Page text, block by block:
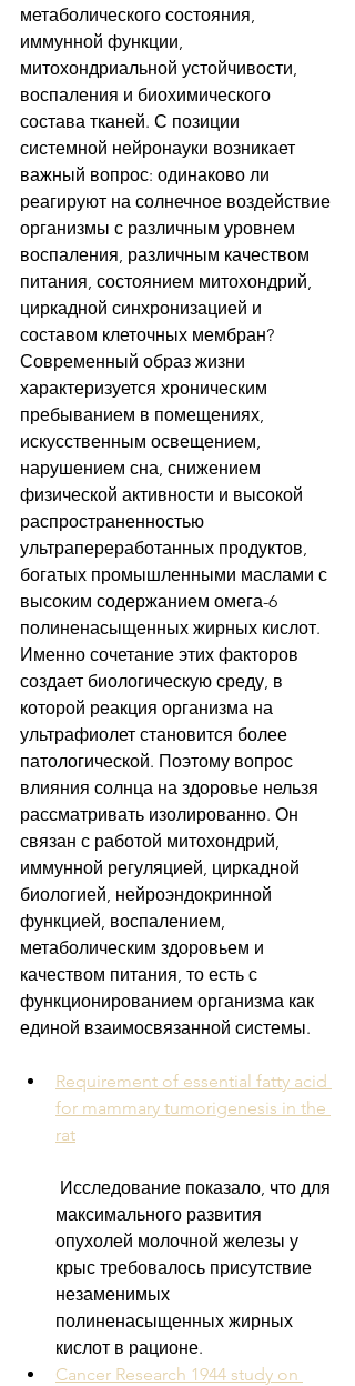
метаболического состояния,
иммунной функции,
митохондриальной устойчивости,
воспаления и биохимического
состава тканей. С позиции
системной нейронауки возникает
важный вопрос: одинаково ли
реагируют на солнечное воздействие
организмы с различным уровнем
воспаления, различным качеством
питания, состоянием митохондрий,
циркадной синхронизацией и
составом клеточных мембран?
Современный образ жизни
характеризуется хроническим
пребыванием в помещениях,
искусственным освещением,
нарушением сна, снижением
физической активности и высокой
распространенностью
ультрапереработанных продуктов,
богатых промышленными маслами с
высоким содержанием омега-6
полиненасыщенных жирных кислот.
Именно сочетание этих факторов
создает биологическую среду, в
которой реакция организма на
ультрафиолет становится более
патологической. Поэтому вопрос
влияния солнца на здоровье нельзя
рассматривать изолированно. Он
связан с работой митохондрий,
иммунной регуляцией, циркадной
биологией, нейроэндокринной
функцией, воспалением,
метаболическим здоровьем и
качеством питания, то есть с
функционированием организма как
единой взаимосвязанной системы.
Requirement of essential fatty acid
for mammary tumorigenesis in the
rat
максимального развития
опухолей молочной железы у
крыс требовалось присутствие
незаменимых
полиненасыщенных жирных
кислот в рационе.
Cancer Research 1944 study on